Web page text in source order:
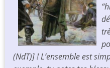
(NdT)] ! L’ensemble est